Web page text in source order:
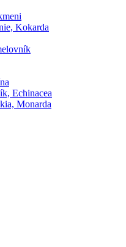
Kokarda
Echinacea
Monarda